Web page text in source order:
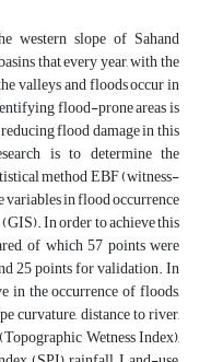
western slope of Sahand
that every year, with the
valleys and floods occur in
flood-prone areas is
flood damage in this
is to determine the
method EBF (witness-
in flood occurrence
In order to achieve this
of which 57 points were
25 points for validation. In
in the occurrence of floods,
curvature, distance to river,
Wetness Index),